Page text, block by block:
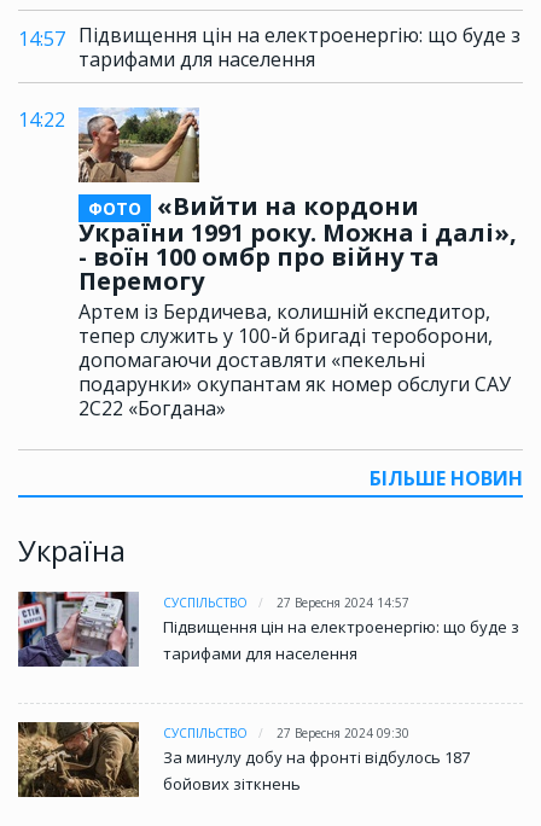
14:57 Підвищення цін на електроенергію: що буде з
тарифами для населення
14:22
ФОТО
«Вийти на кордони
України 1991 року. Можна і далі»,
- воїн 100 омбр про війну та
Перемогу
Артем із Бердичева, колишній експедитор,
тепер служить у 100-й бригаді тероборони,
допомагаючи доставляти «пекельні
подарунки» окупантам як номер обслуги САУ
2С22 «Богдана»
БІЛЬШЕ НОВИН
Україна
СУСПІЛЬСТВО 27 Вересня 2024 14:57
Підвищення цін на електроенергію: що буде з
тарифами для населення
СУСПІЛЬСТВО 27 Вересня 2024 09:30
За минулу добу на фронті відбулось 187
бойових зіткнень